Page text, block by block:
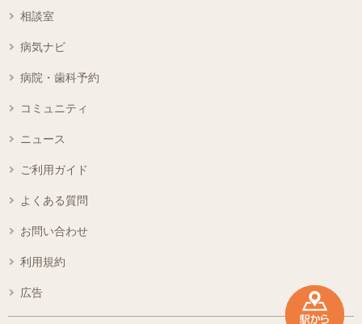
相談室
病気ナビ
病院・歯科予約
コミュニティ
ニュース
ご利用ガイド
よくある質問
お問い合わせ
利用規約
広告